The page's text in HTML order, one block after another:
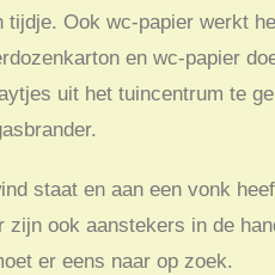
Ook wc-papier werkt
en wc-papier
uit het tuincentrum te
staat en aan een vonk
ook aanstekers in de
er eens naar op zoek.